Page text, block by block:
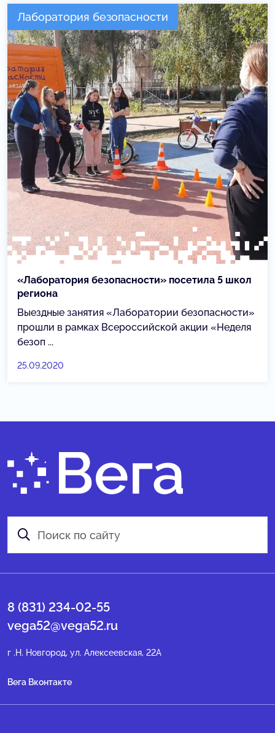
Лаборатория безопасности
«Лаборатория безопасности» посетила 5 школ
региона
Выездные занятия «Лаборатории безопасности»
прошли в рамках Всероссийской акции «Неделя
безоп ...
25.09.2020
8 (831) 234-02-55
vega52@vega52.ru
г .Н. Новгород, ул. Алексеевская, 22А
Вега Вконтакте